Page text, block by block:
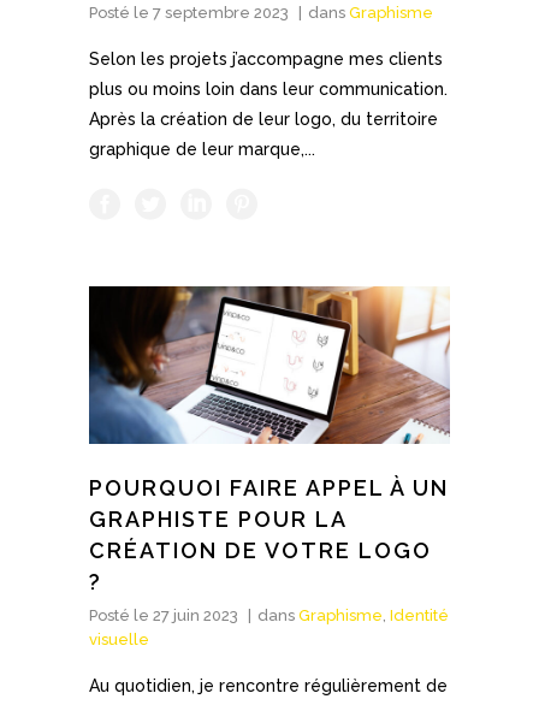
Posté le 7 septembre 2023 dans Graphisme
Selon les projets j’accompagne mes clients
plus ou moins loin dans leur communication.
Après la création de leur logo, du territoire
graphique de leur marque,...
POURQUOI FAIRE APPEL À UN
GRAPHISTE POUR LA
CRÉATION DE VOTRE LOGO
?
Posté le 27 juin 2023 dans Graphisme, Identité
visuelle
Au quotidien, je rencontre régulièrement de